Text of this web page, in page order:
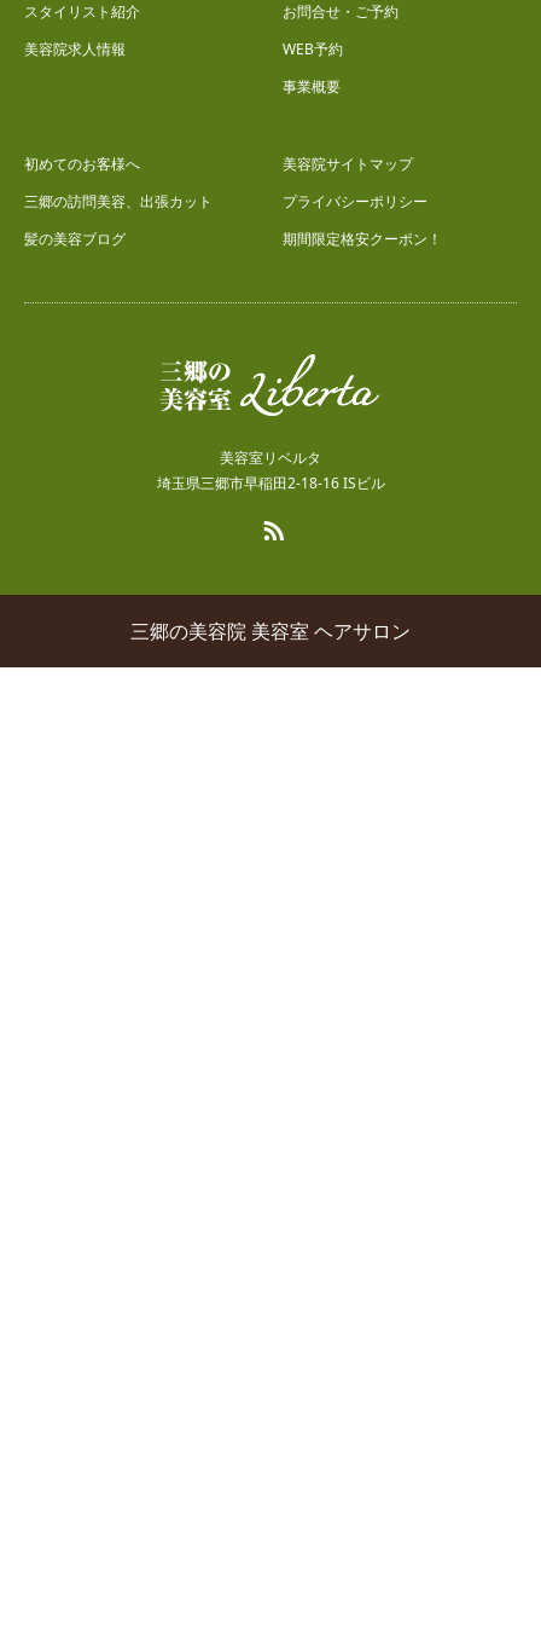
スタイリスト紹介
美容院求人情報
お問合せ・ご予約
WEB予約
事業概要
初めてのお客様へ
三郷の訪問美容、出張カット
髪の美容ブログ
美容院サイトマップ
プライバシーポリシー
期間限定格安クーポン！
美容室リベルタ
埼玉県三郷市早稲田2-18-16 ISビル
三郷の美容院 美容室 ヘアサロン